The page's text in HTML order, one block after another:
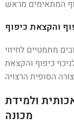
והקצאת כיפוף
מתמטיים לחיזוי
כיפוף והקצאת
ולמידת
מכונה